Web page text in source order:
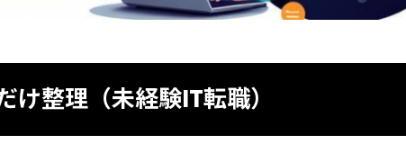
整理（未経験IT転職）